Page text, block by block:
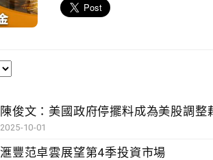
陳俊文：美國政府停擺料成為美股調整
2025-10-01
滙豐范卓雲展望第4季投資市場